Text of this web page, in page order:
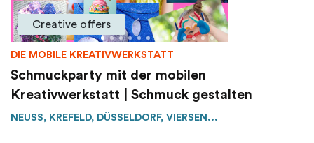
Creative offers
DIE MOBILE KREATIVWERKSTATT
Schmuckparty mit der mobilen
Kreativwerkstatt | Schmuck gestalten
NEUSS, KREFELD, DÜSSELDORF, VIERSEN...